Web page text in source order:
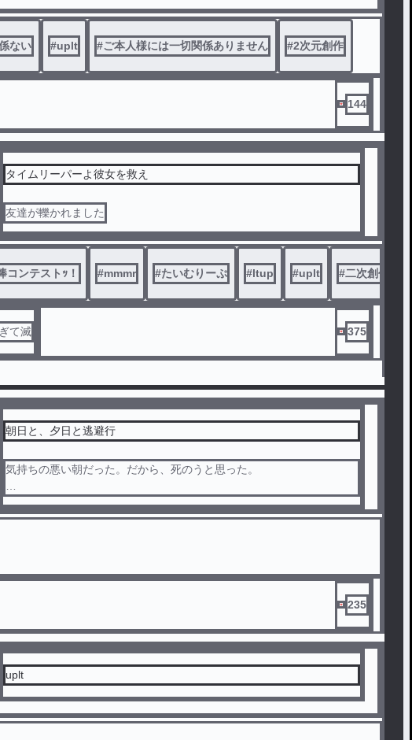
卒業、別れ、そして春。
失ったものではなく、選ばなかったものの重さだった――。
ない #uplt #ご本人様には一切関係ありません #2次元創作
144
タイムリーパーよ彼女を救え
友達が轢かれました
コンテストｯ！ #mmmr #たいむりーぷ #ltup #uplt #二次創作
て滅 375
朝日と、夕日と逃避行
気持ちの悪い朝だった。だから、死のうと思った。
なんとなくで逃避行するｌｔさんの話。復活できた勢いで書いてしまっ
たので、後ほどちょっとずつ変なところは修正していきます。公開だけ
「」→ upさん
ご本人様の目にとまらぬよう、読者の皆さんもご協力よろしくお願いし
ます。テラー外、ご本人様の目の着く可能性のある場所でのこの作品の
名前は一切ださないでください。
235
uplt